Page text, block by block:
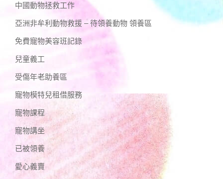
中國動物拯救工作
亞洲非牟利動物救援 – 待領養動物 領養區
免費寵物美容班記錄
兒童義工
受傷年老助養區
寵物模特兒租借服務
寵物課程
寵物講坐
已被領養
愛心義賣